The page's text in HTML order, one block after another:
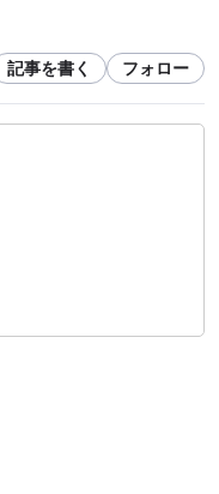
記事を書く フォロー